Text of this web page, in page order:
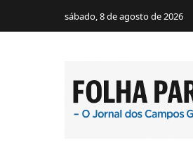
sábado, 8 de agosto de 2026